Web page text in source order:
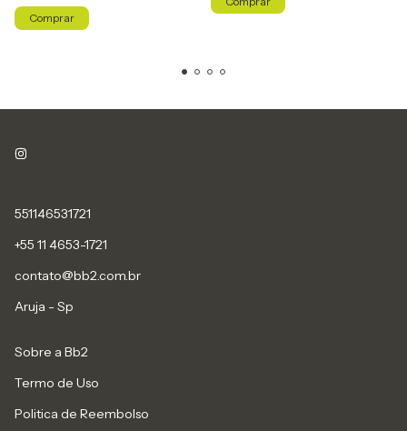
Comprar
551146531721
+55 11 4653-1721
contato@bb2.com.br
Aruja - Sp
Sobre a Bb2
Termo de Uso
Politica de Reembolso